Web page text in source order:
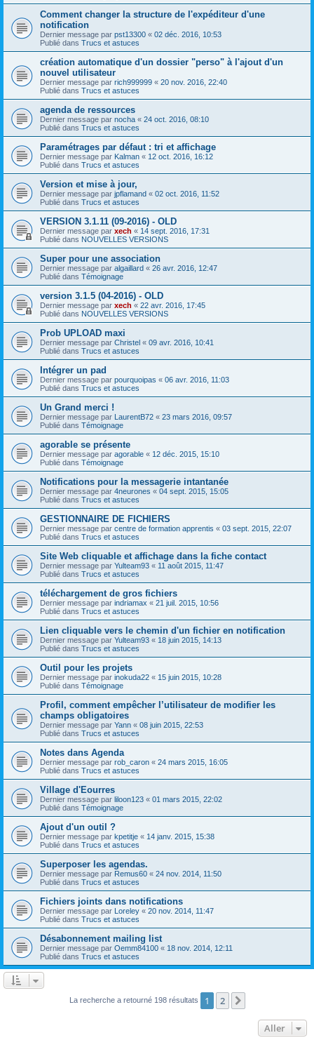
Comment changer la structure de l'expéditeur d'une
notification
Dernier message par pst13300 « 02 déc. 2016, 10:53
Publié dans Trucs et astuces
création automatique d'un dossier "perso" à l'ajout d'un
nouvel utilisateur
Dernier message par rich999999 « 20 nov. 2016, 22:40
Publié dans Trucs et astuces
agenda de ressources
Dernier message par nocha « 24 oct. 2016, 08:10
Publié dans Trucs et astuces
Paramétrages par défaut : tri et affichage
Dernier message par Kalman « 12 oct. 2016, 16:12
Publié dans Trucs et astuces
Version et mise à jour,
Dernier message par jpflamand « 02 oct. 2016, 11:52
Publié dans Trucs et astuces
VERSION 3.1.11 (09-2016) - OLD
Dernier message par xech « 14 sept. 2016, 17:31
Publié dans NOUVELLES VERSIONS
Super pour une association
Dernier message par algaillard « 26 avr. 2016, 12:47
Publié dans Témoignage
version 3.1.5 (04-2016) - OLD
Dernier message par xech « 22 avr. 2016, 17:45
Publié dans NOUVELLES VERSIONS
Prob UPLOAD maxi
Dernier message par Christel « 09 avr. 2016, 10:41
Publié dans Trucs et astuces
Intégrer un pad
Dernier message par pourquoipas « 06 avr. 2016, 11:03
Publié dans Trucs et astuces
Un Grand merci !
Dernier message par LaurentB72 « 23 mars 2016, 09:57
Publié dans Témoignage
agorable se présente
Dernier message par agorable « 12 déc. 2015, 15:10
Publié dans Témoignage
Notifications pour la messagerie intantanée
Dernier message par 4neurones « 04 sept. 2015, 15:05
Publié dans Trucs et astuces
GESTIONNAIRE DE FICHIERS
Dernier message par centre de formation apprentis « 03 sept. 2015, 22:07
Publié dans Trucs et astuces
Site Web cliquable et affichage dans la fiche contact
Dernier message par Yulteam93 « 11 août 2015, 11:47
Publié dans Trucs et astuces
téléchargement de gros fichiers
Dernier message par indriamax « 21 juil. 2015, 10:56
Publié dans Trucs et astuces
Lien cliquable vers le chemin d'un fichier en notification
Dernier message par Yulteam93 « 18 juin 2015, 14:13
Publié dans Trucs et astuces
Outil pour les projets
Dernier message par inokuda22 « 15 juin 2015, 10:28
Publié dans Témoignage
Profil, comment empêcher l’utilisateur de modifier les
champs obligatoires
Dernier message par Yann « 08 juin 2015, 22:53
Publié dans Trucs et astuces
Notes dans Agenda
Dernier message par rob_caron « 24 mars 2015, 16:05
Publié dans Trucs et astuces
Village d'Eourres
Dernier message par liloon123 « 01 mars 2015, 22:02
Publié dans Témoignage
Ajout d'un outil ?
Dernier message par kpetitje « 14 janv. 2015, 15:38
Publié dans Trucs et astuces
Superposer les agendas.
Dernier message par Remus60 « 24 nov. 2014, 11:50
Publié dans Trucs et astuces
Fichiers joints dans notifications
Dernier message par Loreley « 20 nov. 2014, 11:47
Publié dans Trucs et astuces
Désabonnement mailing list
Dernier message par Oemm84100 « 18 nov. 2014, 12:11
Publié dans Trucs et astuces
La recherche a retourné 198 résultats 1 2
Aller